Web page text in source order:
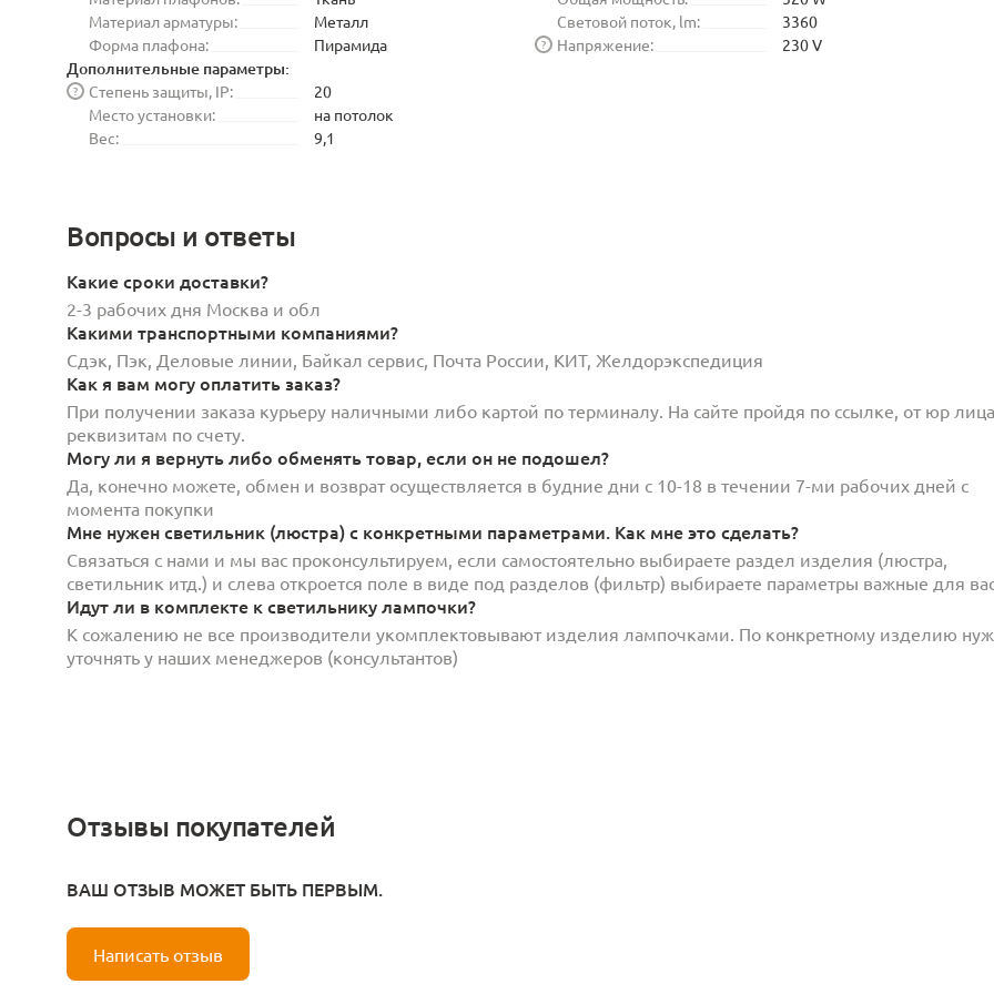
Материал арматуры:
Металл
Форма плафона:
Пирамида
Световой поток, lm:
3360
Напряжение:
? 230 V
Дополнительные параметры:
Степень защиты, IP:
?
20
Место установки:
на потолок
Вес:
9,1
Вопросы и ответы
Какие сроки доставки?
2-3 рабочих дня Москва и обл
Какими транспортными компаниями?
Сдэк, Пэк, Деловые линии, Байкал сервис, Почта России, КИТ, Желдорэкспедиция
Как я вам могу оплатить заказ?
При получении заказа курьеру наличными либо картой по терминалу. На сайте пройдя по ссылке, от юр
реквизитам по счету.
Могу ли я вернуть либо обменять товар, если он не подошел?
Да, конечно можете, обмен и возврат осуществляется в будние дни с 10-18 в течении 7-ми рабочих дней с
момента покупки
Мне нужен светильник (люстра) с конкретными параметрами. Как мне это сделать?
Связаться с нами и мы вас проконсультируем, если самостоятельно выбираете раздел изделия (люстра,
светильник итд.) и слева откроется поле в виде под разделов (фильтр) выбираете параметры важные для
Идут ли в комплекте к светильнику лампочки?
К сожалению не все производители укомплектовывают изделия лампочками. По конкретному изделию
уточнять у наших менеджеров (консультантов)
Отзывы покупателей
ВАШ ОТЗЫВ МОЖЕТ БЫТЬ ПЕРВЫМ.
Написать отзыв